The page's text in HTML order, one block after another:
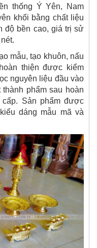
thống Ý Yên, Nam
khối bằng chất liệu
độ bền cao, giá trị sử
mẫu, tạo khuôn, nấu
thiện được kiểm
nguyên liệu đầu vào
phẩm sau hoàn
Sản phẩm được
dáng mẫu mã và